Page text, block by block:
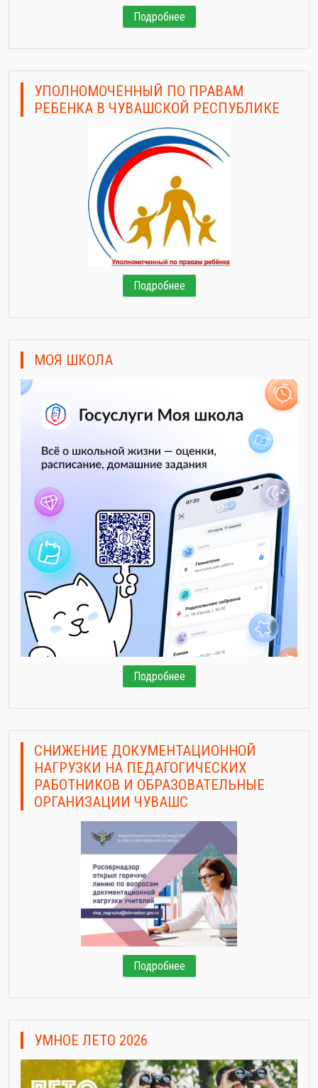
Подробнее
УПОЛНОМОЧЕННЫЙ ПО ПРАВАМ
РЕБЕНКА В ЧУВАШСКОЙ РЕСПУБЛИКЕ
Подробнее
МОЯ ШКОЛА
Подробнее
СНИЖЕНИЕ ДОКУМЕНТАЦИОННОЙ
НАГРУЗКИ НА ПЕДАГОГИЧЕСКИХ
РАБОТНИКОВ И ОБРАЗОВАТЕЛЬНЫЕ
ОРГАНИЗАЦИИ ЧУВАШС
Подробнее
УМНОЕ ЛЕТО 2026